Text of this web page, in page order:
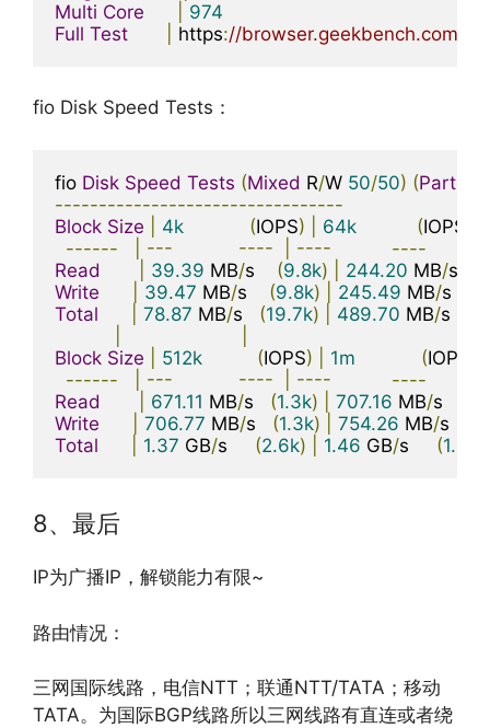
Multi Core
974
Full Test https://browser.geekbench.com/
fio Disk Speed Tests：
fio Disk Speed Tests (Mixed R/W 50/50) (
---------------------------------
Block Size 4k (IOPS) 64k (IOPS
------
--- ---- ----
----
Read
39.39 MB/s (9.8k) 244.20 MB/s
Write
39.47 MB/s (9.8k) 245.49 MB/s
Total
78.87 MB/s (19.7k) 489.70 MB/s
Block Size 512k (IOPS) 1m (IOPS
------
--- ---- ----
----
Read
671.11 MB/s (1.3k) 707.16 MB/s
Write
706.77 MB/s (1.3k) 754.26 MB/s
Total
1.37 GB/s (2.6k) 1.46 GB/s (1.4k
8、最后
IP为广播IP，解锁能力有限~
路由情况：
三网国际线路，电信NTT；联通NTT/TATA；移动
TATA。为国际BGP线路所以三网线路有直连或者绕